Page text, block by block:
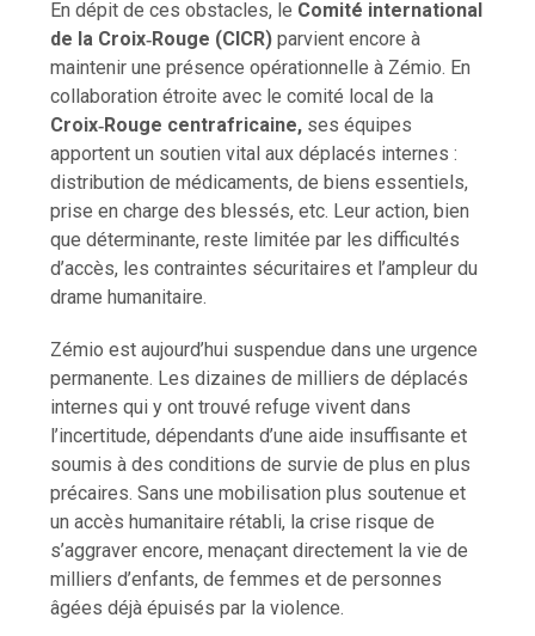
En dépit de ces obstacles, le Comité international
de la Croix‑Rouge (CICR) parvient encore à
maintenir une présence opérationnelle à Zémio. En
collaboration étroite avec le comité local de la
Croix‑Rouge centrafricaine, ses équipes
apportent un soutien vital aux déplacés internes :
distribution de médicaments, de biens essentiels,
prise en charge des blessés, etc. Leur action, bien
que déterminante, reste limitée par les difficultés
d’accès, les contraintes sécuritaires et l’ampleur du
drame humanitaire.
Zémio est aujourd’hui suspendue dans une urgence
permanente. Les dizaines de milliers de déplacés
internes qui y ont trouvé refuge vivent dans
l’incertitude, dépendants d’une aide insuffisante et
soumis à des conditions de survie de plus en plus
précaires. Sans une mobilisation plus soutenue et
un accès humanitaire rétabli, la crise risque de
s’aggraver encore, menaçant directement la vie de
milliers d’enfants, de femmes et de personnes
âgées déjà épuisés par la violence.